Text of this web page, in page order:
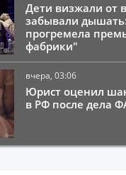
Дети визжали от
забывали
прогремела
фабрики"
вчера, 03:06
Юрист оценил
в РФ после дела